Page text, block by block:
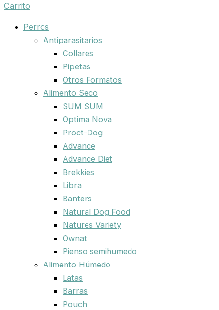
Carrito
Perros
Antiparasitarios
Collares
Pipetas
Otros Formatos
Alimento Seco
SUM SUM
Optima Nova
Proct-Dog
Advance
Advance Diet
Brekkies
Libra
Banters
Natural Dog Food
Natures Variety
Ownat
Pienso semihumedo
Alimento Húmedo
Latas
Barras
Pouch